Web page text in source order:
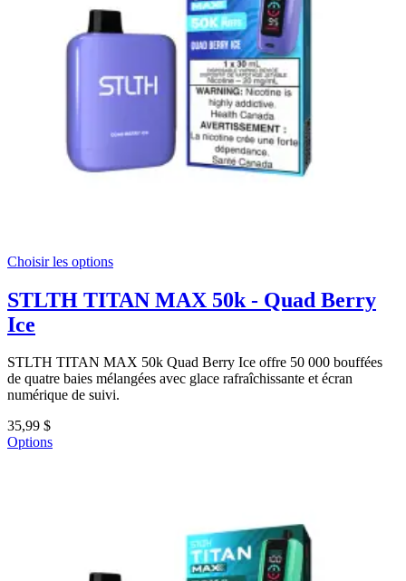
Choisir les options
STLTH TITAN MAX 50k - Quad Berry
Ice
STLTH TITAN MAX 50k Quad Berry Ice offre 50 000 bouffées
de quatre baies mélangées avec glace rafraîchissante et écran
numérique de suivi.
35,99 $
Options